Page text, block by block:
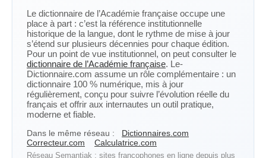
Le dictionnaire de l’Académie française occupe une
place à part : c’est la référence institutionnelle
historique de la langue, dont le rythme de mise à jour
s’étend sur plusieurs décennies pour chaque édition.
Pour un point de vue institutionnel, on peut consulter le
dictionnaire de l’Académie française. Le-
Dictionnaire.com assume un rôle complémentaire : un
dictionnaire 100 % numérique, mis à jour
régulièrement, conçu pour suivre l’évolution réelle du
français et offrir aux internautes un outil pratique,
moderne et fiable.
Dans le même réseau :
Dictionnaires.com
Correcteur.com
Calculatrice.com
Réseau Semantiak : sites francophones en ligne depuis plus